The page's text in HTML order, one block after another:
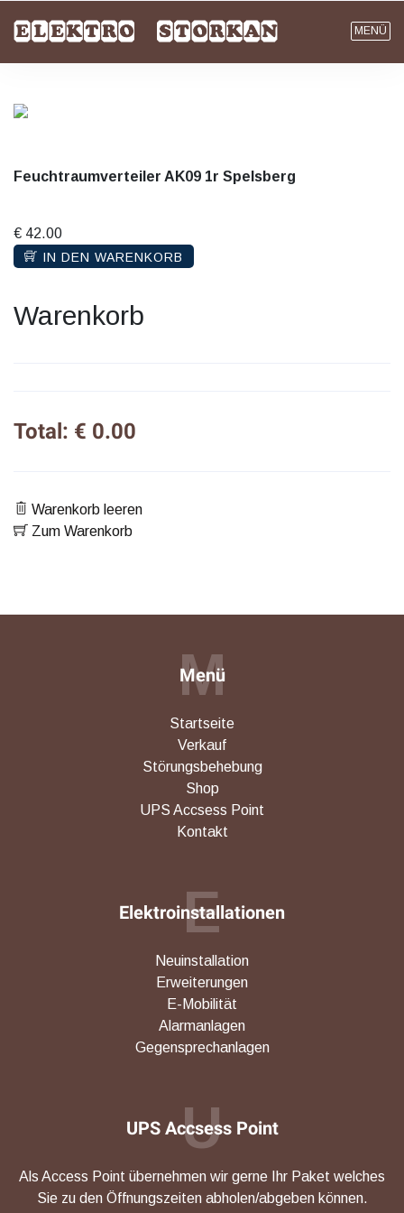
MENÜ
Feuchtraumverteiler AK09 1r Spelsberg
€ 42.00
IN DEN WARENKORB
Warenkorb
Total: € 0.00
Warenkorb leeren
Zum Warenkorb
Menü
M
Startseite
Verkauf
Störungsbehebung
Shop
UPS Accsess Point
Kontakt
Elektroinstallationen
E
Neuinstallation
Erweiterungen
E-Mobilität
Alarmanlagen
Gegensprechanlagen
UPS Accsess Point
U
Als Access Point übernehmen wir gerne Ihr Paket welches
Sie zu den Öffnungszeiten abholen/abgeben können.